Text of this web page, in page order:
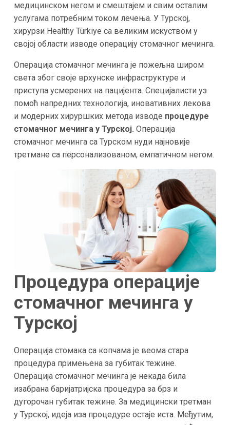
медицинском негом и смештајем и свим осталим
услугама потребним током лечења. У Турској,
хирурзи Healthy Türkiye са великим искуством у
својој области изводе операцију стомачног мечинга.
Операција стомачног мечинга је пожељна широм
света због своје врхунске инфраструктуре и
приступа усмерених на пацијента. Специјалисти уз
помоћ напредних технологија, иновативних лекова
и модерних хируршких метода изводе процедуре
стомачног мечинга у Турској. Операција
стомачног мечинга са Турском нуди најновије
третмане са персонализованом, емпатичном негом.
Процедура операције
стомачног мечинга у
Турској
Операција стомака са копчама је веома стара
процедура примењена за губитак тежине.
Операција стомачног мечинга је некада била
изабрана баријатријска процедура за брз и
дугорочан губитак тежине. За медицински третман
у Турској, идеја иза процедуре остаје иста. Међутим,